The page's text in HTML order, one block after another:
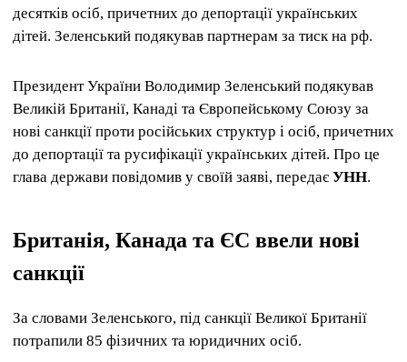
десятків осіб, причетних до депортації українських
дітей. Зеленський подякував партнерам за тиск на рф.
Президент України Володимир Зеленський подякував
Великій Британії, Канаді та Європейському Союзу за
нові санкції проти російських структур і осіб, причетних
до депортації та русифікації українських дітей. Про це
глава держави повідомив у своїй заяві, передає УНН.
Британія, Канада та ЄС ввели нові
санкції
За словами Зеленського, під санкції Великої Британії
потрапили 85 фізичних та юридичних осіб.